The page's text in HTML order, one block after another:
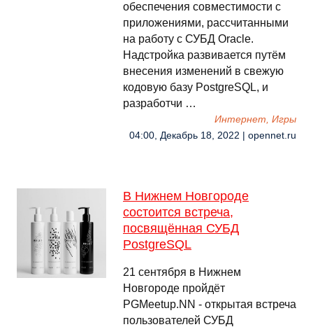
обеспечения совместимости с
приложениями, рассчитанными
на работу с СУБД Oracle.
Надстройка развивается путём
внесения изменений в свежую
кодовую базу PostgreSQL, и
разработчи …
Интернет, Игры
04:00, Декабрь 18, 2022 | opennet.ru
В Нижнем Новгороде
состоится встреча,
посвящённая СУБД
PostgreSQL
21 сентября в Нижнем
Новгороде пройдёт
PGMeetup.NN - открытая встреча
пользователей СУБД